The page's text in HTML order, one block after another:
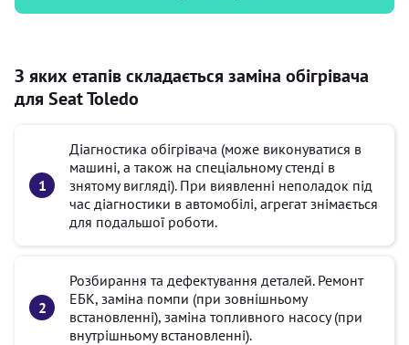
З яких етапів складається заміна обігрівача
для Seat Toledo
Діагностика обігрівача (може виконуватися в
машині, а також на спеціальному стенді в
знятому вигляді). При виявленні неполадок під
час діагностики в автомобілі, агрегат знімається
для подальшої роботи.
Розбирання та дефектування деталей. Ремонт
ЕБК, заміна помпи (при зовнішньому
встановленні), заміна топливного насосу (при
внутрішньому встановленні).